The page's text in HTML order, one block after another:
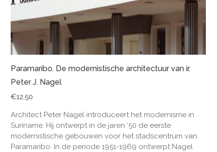
Paramaribo. De modernistische architectuur van ir.
Peter J. Nagel
€12,50
Architect Peter Nagel introduceert het modernisme in
Suriname. Hij ontwerpt in de jaren ‘50 de eerste
modernistische gebouwen voor het stadscentrum van
Paramaribo. In de periode 1951-1969 ontwerpt Nagel